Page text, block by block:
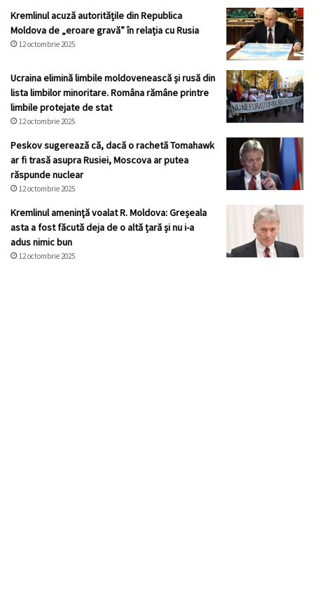
Kremlinul acuză autoritățile din Republica
Moldova de „eroare gravă” în relația cu Rusia
12 octombrie 2025
Ucraina elimină limbile moldovenească și rusă din
lista limbilor minoritare. Româna rămâne printre
limbile protejate de stat
12 octombrie 2025
Peskov sugerează că, dacă o rachetă Tomahawk
ar fi trasă asupra Rusiei, Moscova ar putea
răspunde nuclear
12 octombrie 2025
Kremlinul ameninţă voalat R. Moldova: Greșeala
asta a fost făcută deja de o altă țară și nu i-a
adus nimic bun
12 octombrie 2025